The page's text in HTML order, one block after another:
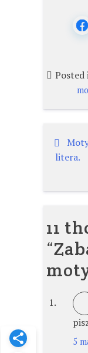
Posted
litera.
11
“
5